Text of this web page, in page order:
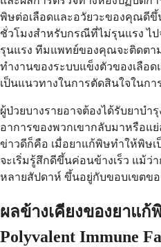
พิษต่อเลือดและอวัยวะของคุณดีขึ้
ชั่วโมงสำหรับกรณีที่ไม่รุนแรง ไ
รุนแรง ทีมแพทย์ของคุณจะติดตา
ทำงานของระบบแข็งตัวของเลือด
เป็นแนวทางในการตัดสินใจในกา
ผู้ป่วยบางรายอาจต้องได้รับยาบำ
อาการของพวกเขากลับมาหรือแ
ข่าวดีก็คือ เมื่อยาแก้พิษทำให้พิษ
จะเริ่มรู้สึกดีขึ้นค่อนข้างเร็ว แม้ว่
หลายสัปดาห์ ขึ้นอยู่กับขอบเขตขอ
ผลข้างเคียงของยาแก้
Polyvalent Immune